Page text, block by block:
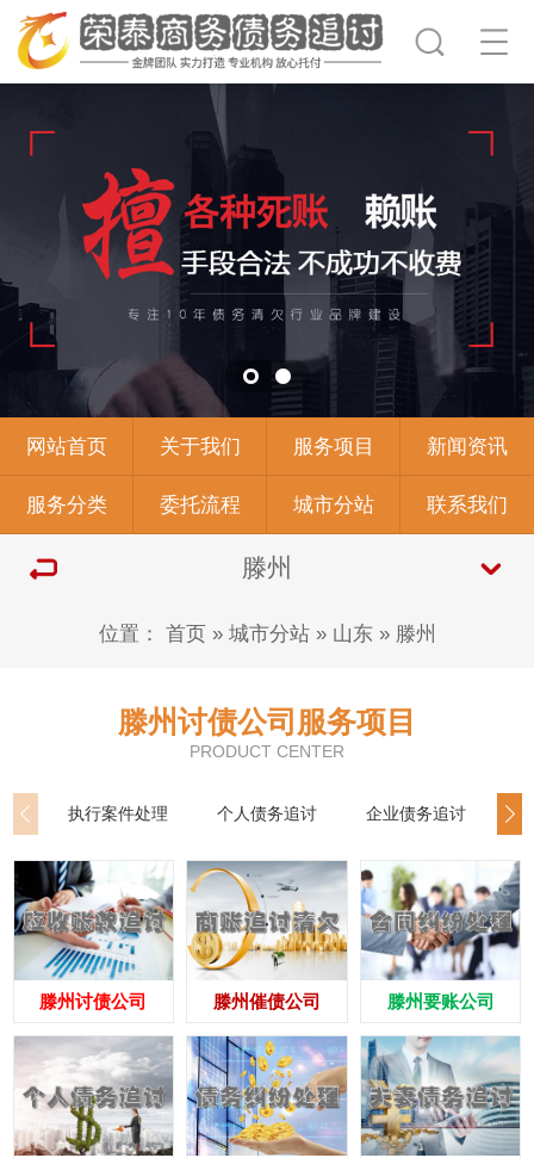
网站首页 关于我们 服务项目 新闻资讯
服务分类 委托流程 城市分站 联系我们
滕州
位置： 首页» 城市分站» 山东» 滕州
滕州讨债公司服务项目
PRODUCT CENTER
执行案件处理 个人债务追讨 企业债务追讨
滕州讨债公司 滕州催债公司 滕州要账公司